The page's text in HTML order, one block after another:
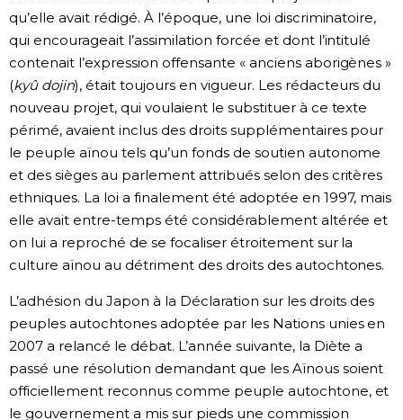
qu’elle avait rédigé. À l’époque, une loi discriminatoire,
qui encourageait l’assimilation forcée et dont l’intitulé
contenait l’expression offensante « anciens aborigènes »
(kyû dojin), était toujours en vigueur. Les rédacteurs du
nouveau projet, qui voulaient le substituer à ce texte
périmé, avaient inclus des droits supplémentaires pour
le peuple aïnou tels qu’un fonds de soutien autonome
et des sièges au parlement attribués selon des critères
ethniques. La loi a finalement été adoptée en 1997, mais
elle avait entre-temps été considérablement altérée et
on lui a reproché de se focaliser étroitement sur la
culture aïnou au détriment des droits des autochtones.
L’adhésion du Japon à la Déclaration sur les droits des
peuples autochtones adoptée par les Nations unies en
2007 a relancé le débat. L’année suivante, la Diète a
passé une résolution demandant que les Aïnous soient
officiellement reconnus comme peuple autochtone, et
le gouvernement a mis sur pieds une commission